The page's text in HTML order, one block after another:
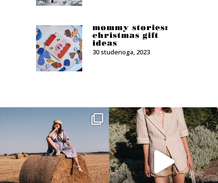
mommy stories:
christmas gift
ideas
30 studenoga, 2023